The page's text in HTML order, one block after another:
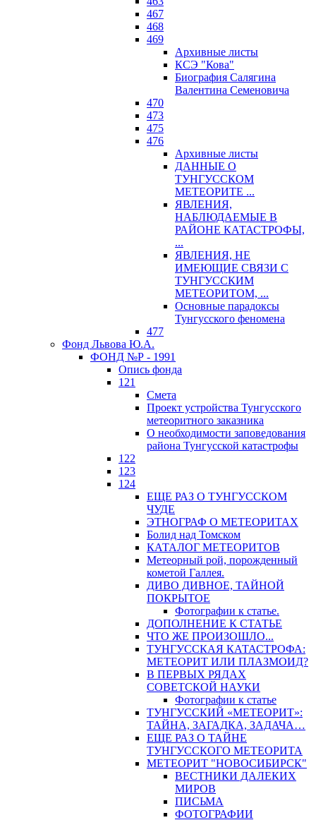
467
468
469
Архивные листы
КСЭ "Кова"
Биография Салягина
Валентина Семеновича
470
473
475
476
Архивные листы
ДАННЫЕ О
ТУНГУССКОМ
МЕТЕОРИТЕ ...
ЯВЛЕНИЯ,
НАБЛЮДАЕМЫЕ В
РАЙОНЕ КАТАСТРОФЫ,
...
ЯВЛЕНИЯ, НЕ
ИМЕЮЩИЕ СВЯЗИ С
ТУНГУССКИМ
МЕТЕОРИТОМ, ...
Основные парадоксы
Тунгусского феномена
477
Фонд Львова Ю.А.
ФОНД №Р - 1991
Опись фонда
121
Смета
Проект устройства Тунгусского
метеоритного заказника
О необходимости заповедования
района Тунгусской катастрофы
122
123
124
ЕЩЕ РАЗ О ТУНГУССКОМ
ЧУДЕ
ЭТНОГРАФ О МЕТЕОРИТАХ
Болид над Томском
КАТАЛОГ МЕТЕОРИТОВ
Метеорный рой, порожденный
кометой Галлея.
ДИВО ДИВНОЕ, ТАЙНОЙ
ПОКРЫТОЕ
Фотографии к статье.
ДОПОЛНЕНИЕ К СТАТЬЕ
ЧТО ЖЕ ПРОИЗОШЛО...
ТУНГУССКАЯ КАТАСТРОФА:
МЕТЕОРИТ ИЛИ ПЛАЗМОИД?
В ПЕРВЫХ РЯДАХ
СОВЕТСКОЙ НАУКИ
Фотографии к статье
ТУНГУССКИЙ «МЕТЕОРИТ»:
ТАЙНА, ЗАГАДКА, ЗАДАЧА…
ЕЩЕ РАЗ О ТАЙНЕ
ТУНГУССКОГО МЕТЕОРИТА
МЕТЕОРИТ "НОВОСИБИРСК"
ВЕСТНИКИ ДАЛЕКИХ
МИРОВ
ПИСЬМА
ФОТОГРАФИИ